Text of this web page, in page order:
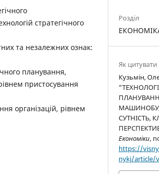
стратегічного
та незалежних ознак:
планування,
пристосування
організацій, рівнем
Розділ
Як цитувати
Кузьмін,
СУТНІСТЬ,
Економіки,
https://
nykj/article/